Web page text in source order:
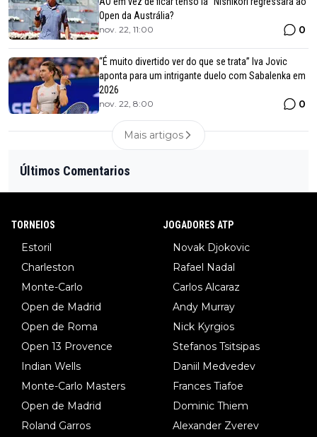
Open da Austrália?
nov. 22, 11:00 0
“É muito divertido ver do que se trata” Iva Jovic
aponta para um intrigante duelo com Sabalenka em
2026
nov. 22, 8:00 0
Mais artigos
Últimos Comentarios
TORNEIOS
Estoril
Charleston
Monte-Carlo
Open de Madrid
Open de Roma
Open 13 Provence
Indian Wells
Monte-Carlo Masters
Open de Madrid
Roland Garros
JOGADORES ATP
Novak Djokovic
Rafael Nadal
Carlos Alcaraz
Andy Murray
Nick Kyrgios
Stefanos Tsitsipas
Daniil Medvedev
Frances Tiafoe
Dominic Thiem
Alexander Zverev